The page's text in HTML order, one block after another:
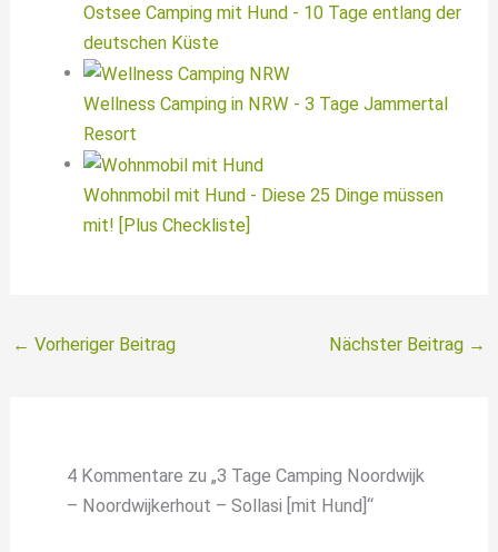
Ostsee Camping mit Hund - 10 Tage entlang der
deutschen Küste
Wellness Camping in NRW - 3 Tage Jammertal
Resort
Wohnmobil mit Hund - Diese 25 Dinge müssen
mit! [Plus Checkliste]
← Vorheriger Beitrag Nächster Beitrag →
4 Kommentare zu „3 Tage Camping Noordwijk
– Noordwijkerhout – Sollasi [mit Hund]“